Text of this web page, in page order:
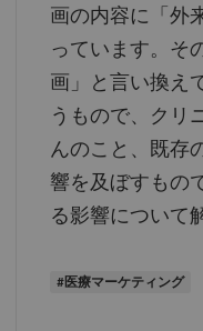
画の内容に「外
っています。そ
画」と言い換え
うもので、クリ
んのこと、既存
響を及ぼすもの
る影響について
#医療マーケティング